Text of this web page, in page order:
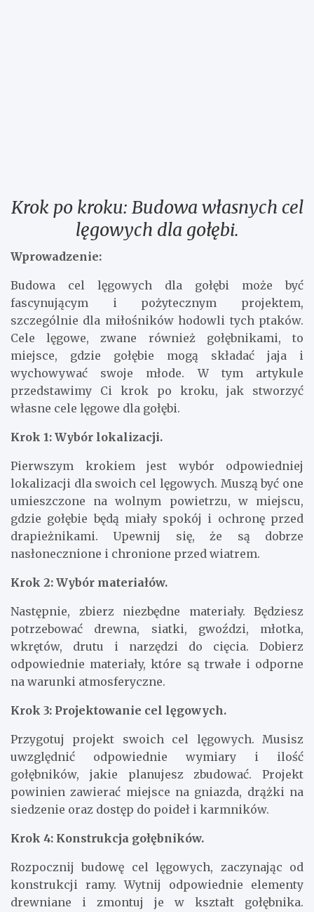
Krok po kroku: Budowa własnych cel
lęgowych dla gołębi.
Wprowadzenie:
Budowa cel lęgowych dla gołębi może być
fascynującym i pożytecznym projektem,
szczególnie dla miłośników hodowli tych ptaków.
Cele lęgowe, zwane również gołębnikami, to
miejsce, gdzie gołębie mogą składać jaja i
wychowywać swoje młode. W tym artykule
przedstawimy Ci krok po kroku, jak stworzyć
własne cele lęgowe dla gołębi.
Krok 1: Wybór lokalizacji.
Pierwszym krokiem jest wybór odpowiedniej
lokalizacji dla swoich cel lęgowych. Muszą być one
umieszczone na wolnym powietrzu, w miejscu,
gdzie gołębie będą miały spokój i ochronę przed
drapieżnikami. Upewnij się, że są dobrze
nasłonecznione i chronione przed wiatrem.
Krok 2: Wybór materiałów.
Następnie, zbierz niezbędne materiały. Będziesz
potrzebować drewna, siatki, gwoździ, młotka,
wkrętów, drutu i narzędzi do cięcia. Dobierz
odpowiednie materiały, które są trwałe i odporne
na warunki atmosferyczne.
Krok 3: Projektowanie cel lęgowych.
Przygotuj projekt swoich cel lęgowych. Musisz
uwzględnić odpowiednie wymiary i ilość
gołębników, jakie planujesz zbudować. Projekt
powinien zawierać miejsce na gniazda, drążki na
siedzenie oraz dostęp do poideł i karmników.
Krok 4: Konstrukcja gołębników.
Rozpocznij budowę cel lęgowych, zaczynając od
konstrukcji ramy. Wytnij odpowiednie elementy
drewniane i zmontuj je w kształt gołębnika.